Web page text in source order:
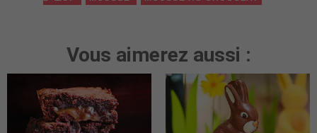
Vous aimerez aussi :